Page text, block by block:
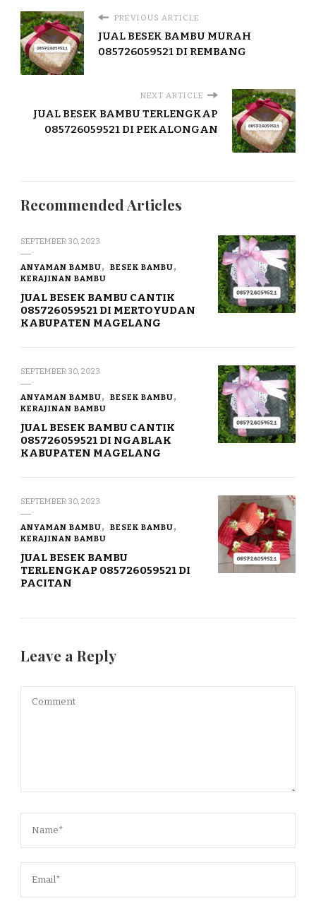
PREVIOUS ARTICLE
JUAL BESEK BAMBU MURAH
085726059521 DI REMBANG
NEXT ARTICLE
JUAL BESEK BAMBU TERLENGKAP
085726059521 DI PEKALONGAN
Recommended Articles
SEPTEMBER 30, 2023
ANYAMAN BAMBU
BESEK BAMBU
KERAJINAN BAMBU
JUAL BESEK BAMBU CANTIK
085726059521 DI MERTOYUDAN
KABUPATEN MAGELANG
SEPTEMBER 30, 2023
ANYAMAN BAMBU
BESEK BAMBU
KERAJINAN BAMBU
JUAL BESEK BAMBU CANTIK
085726059521 DI NGABLAK
KABUPATEN MAGELANG
SEPTEMBER 30, 2023
ANYAMAN BAMBU
BESEK BAMBU
KERAJINAN BAMBU
JUAL BESEK BAMBU
TERLENGKAP 085726059521 DI
PACITAN
Leave a Reply